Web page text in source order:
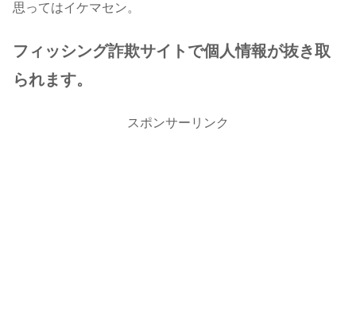
思ってはイケマセン。
フィッシング詐欺サイトで個人情報が抜き取
られます。
スポンサーリンク